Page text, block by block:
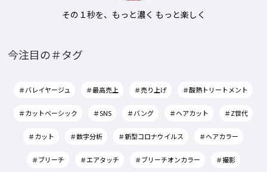
その１秒を、もっと濃く もっと楽しく
今注目の＃タグ
＃バレイヤージュ ＃最高売上 ＃売り上げ ＃酸熱トリートメント
＃カットベーシック ＃SNS ＃バング ＃ヘアカット ＃Z世代
＃カット ＃数字分析 ＃新型コロナウイルス ＃ヘアカラー
＃ブリーチ ＃エアタッチ ＃ブリーチオンカラー ＃撮影